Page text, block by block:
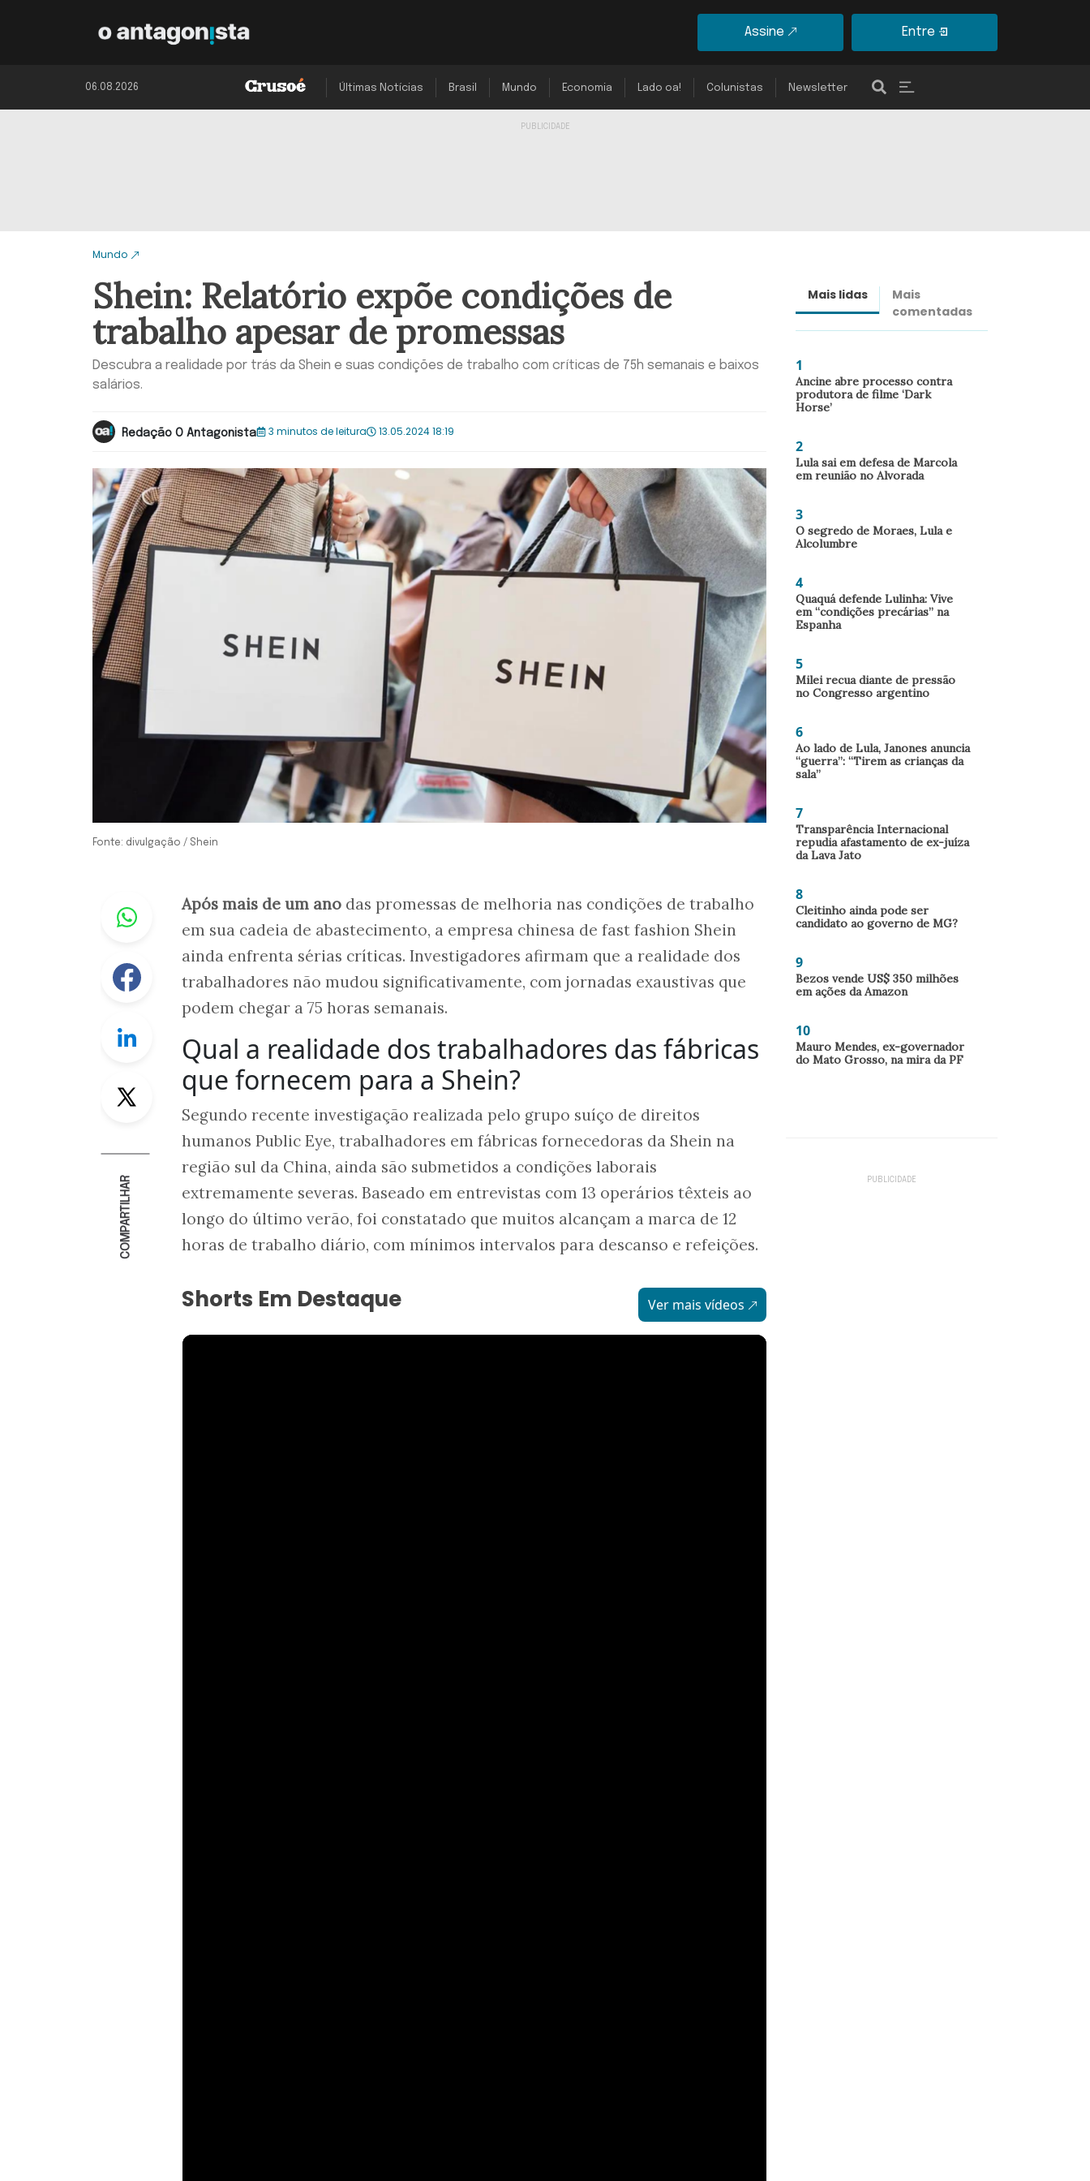
Assine Entre
06.08.2026 Últimas Notícias Brasil Mundo Economia Lado oa! Colunistas Newsletter
Mundo
Shein: Relatório expõe condições de
trabalho apesar de promessas
Descubra a realidade por trás da Shein e suas condições de trabalho com críticas de 75h semanais e baixos
salários.
Redação O Antagonista 3 minutos de leitura 13.05.2024 18:19
Fonte: divulgação / Shein
Whastapp
Facebook
Linkedin
Twitter
COMPARTILHAR
Após mais de um ano das promessas de melhoria nas condições de trabalho
em sua cadeia de abastecimento, a empresa chinesa de fast fashion Shein
ainda enfrenta sérias críticas. Investigadores afirmam que a realidade dos
trabalhadores não mudou significativamente, com jornadas exaustivas que
podem chegar a 75 horas semanais.
Qual a realidade dos trabalhadores das fábricas
que fornecem para a Shein?
Segundo recente investigação realizada pelo grupo suíço de direitos
humanos Public Eye, trabalhadores em fábricas fornecedoras da Shein na
região sul da China, ainda são submetidos a condições laborais
extremamente severas. Baseado em entrevistas com 13 operários têxteis ao
longo do último verão, foi constatado que muitos alcançam a marca de 12
horas de trabalho diário, com mínimos intervalos para descanso e refeições.
Shorts Em Destaque Ver mais vídeos
Mais lidas
Mais
comentadas
1
Ancine abre processo contra
produtora de filme ‘Dark
Horse’
2
Lula sai em defesa de Marcola
em reunião no Alvorada
3
O segredo de Moraes, Lula e
Alcolumbre
4
Quaquá defende Lulinha: Vive
em “condições precárias” na
Espanha
5
Milei recua diante de pressão
no Congresso argentino
6
Ao lado de Lula, Janones anuncia
“guerra”: “Tirem as crianças da
sala”
7
Transparência Internacional
repudia afastamento de ex-juíza
da Lava Jato
8
Cleitinho ainda pode ser
candidato ao governo de MG?
9
Bezos vende US$ 350 milhões
em ações da Amazon
10
Mauro Mendes, ex-governador
do Mato Grosso, na mira da PF